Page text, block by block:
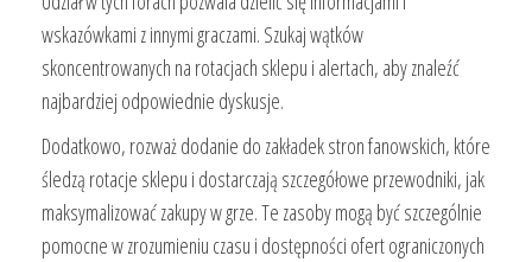
wskazówkami z innymi graczami. Szukaj wątków
skoncentrowanych na rotacjach sklepu i alertach, aby znaleźć
najbardziej odpowiednie dyskusje.
Dodatkowo, rozważ dodanie do zakładek stron fanowskich, które
śledzą rotacje sklepu i dostarczają szczegółowe przewodniki, jak
maksymalizować zakupy w grze. Te zasoby mogą być szczególnie
pomocne w zrozumieniu czasu i dostępności ofert ograniczonych